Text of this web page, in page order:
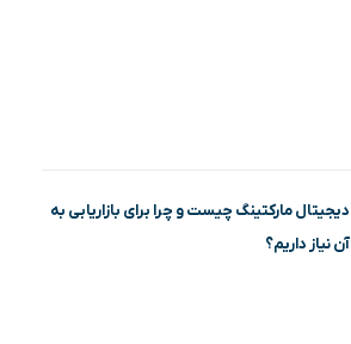
دیجیتال مارکتینگ چیست و چرا برای بازاریابی به
آن نیاز داریم؟